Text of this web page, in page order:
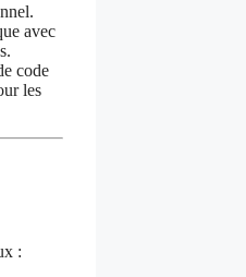
avec
code
les
: